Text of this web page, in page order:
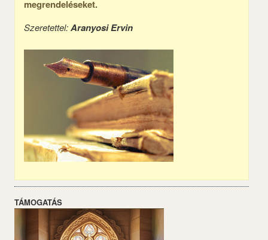
megrendeléseket.
Szeretettel:Aranyosi Ervin
TÁMOGATÁS